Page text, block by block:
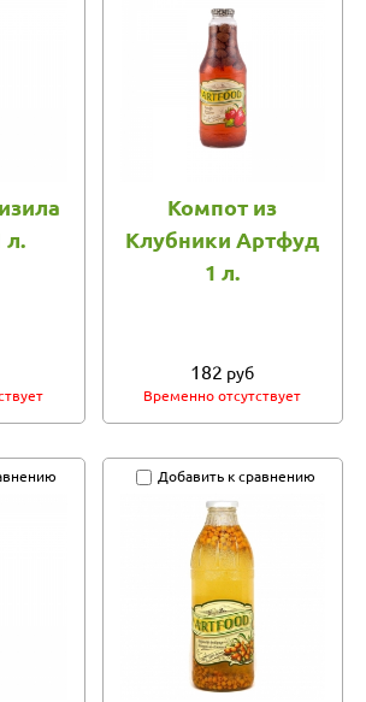
л.
Компот из
Клубники Артфуд
1 л.
182 руб
Временно отсутствует
Добавить к сравнению